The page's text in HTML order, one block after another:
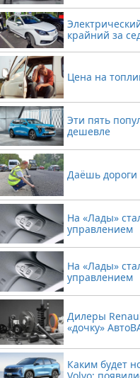
крайний за
Цена на
Эти пять
дешевле
Даёшь дороги
На «Лады»
управлением
На «Лады»
управлением
Дилеры
«дочку»
Каким будет